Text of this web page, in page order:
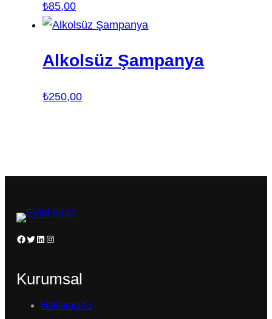
₺85,00
Alkolsüz Şampanya
₺250,00
Facebook Twitter LinkedIn Instagram
Kurumsal
Hakkımızda